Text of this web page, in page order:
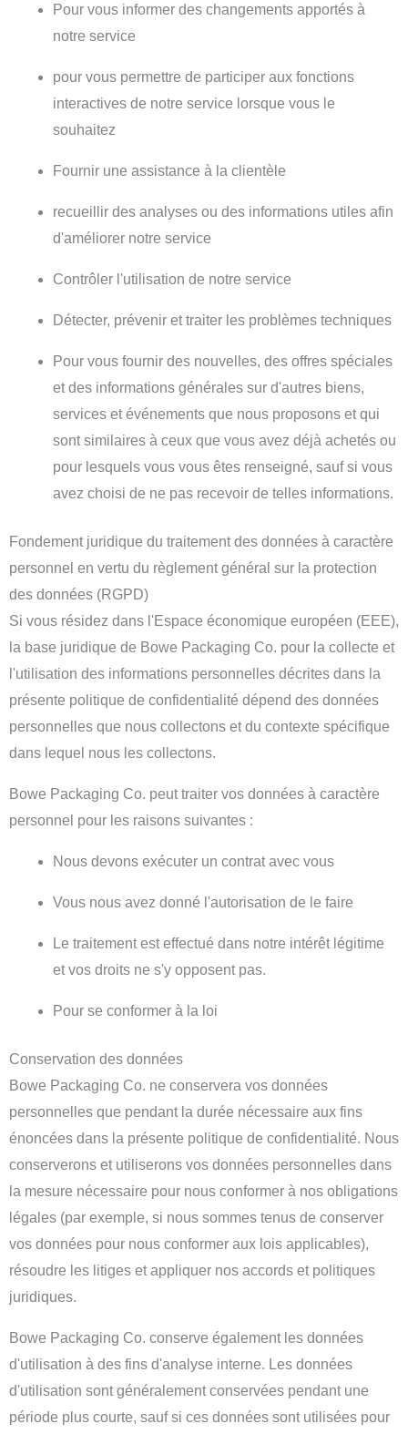
Pour vous informer des changements apportés à
notre service
pour vous permettre de participer aux fonctions
interactives de notre service lorsque vous le
souhaitez
Fournir une assistance à la clientèle
recueillir des analyses ou des informations utiles afin
d'améliorer notre service
Contrôler l'utilisation de notre service
Détecter, prévenir et traiter les problèmes techniques
Pour vous fournir des nouvelles, des offres spéciales
et des informations générales sur d'autres biens,
services et événements que nous proposons et qui
sont similaires à ceux que vous avez déjà achetés ou
pour lesquels vous vous êtes renseigné, sauf si vous
avez choisi de ne pas recevoir de telles informations.
Fondement juridique du traitement des données à caractère
personnel en vertu du règlement général sur la protection
des données (RGPD)
Si vous résidez dans l'Espace économique européen (EEE),
la base juridique de Bowe Packaging Co. pour la collecte et
l'utilisation des informations personnelles décrites dans la
présente politique de confidentialité dépend des données
personnelles que nous collectons et du contexte spécifique
dans lequel nous les collectons.
Bowe Packaging Co. peut traiter vos données à caractère
personnel pour les raisons suivantes :
Nous devons exécuter un contrat avec vous
Vous nous avez donné l'autorisation de le faire
Le traitement est effectué dans notre intérêt légitime
et vos droits ne s'y opposent pas.
Pour se conformer à la loi
Conservation des données
Bowe Packaging Co. ne conservera vos données
personnelles que pendant la durée nécessaire aux fins
énoncées dans la présente politique de confidentialité. Nous
conserverons et utiliserons vos données personnelles dans
la mesure nécessaire pour nous conformer à nos obligations
légales (par exemple, si nous sommes tenus de conserver
vos données pour nous conformer aux lois applicables),
résoudre les litiges et appliquer nos accords et politiques
juridiques.
Bowe Packaging Co. conserve également les données
d'utilisation à des fins d'analyse interne. Les données
d'utilisation sont généralement conservées pendant une
période plus courte, sauf si ces données sont utilisées pour